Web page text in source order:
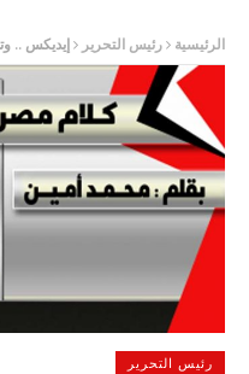
الرئيسية رئيس التحرير إيديكس ..
رئيس التحرير